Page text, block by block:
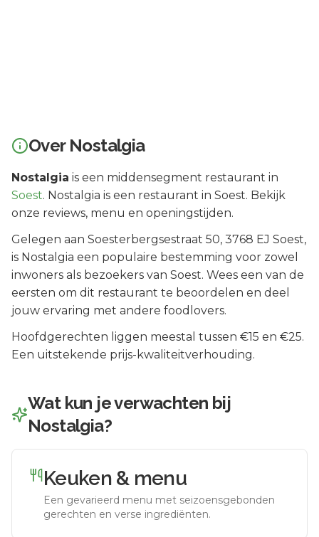
Over Nostalgia
Nostalgia is een middensegment restaurant in
Soest. Nostalgia is een restaurant in Soest. Bekijk
onze reviews, menu en openingstijden.
Gelegen aan Soesterbergsestraat 50, 3768 EJ Soest,
is Nostalgia een populaire bestemming voor zowel
inwoners als bezoekers van Soest. Wees een van de
eersten om dit restaurant te beoordelen en deel
jouw ervaring met andere foodlovers.
Hoofdgerechten liggen meestal tussen €15 en €25.
Een uitstekende prijs-kwaliteitverhouding.
Wat kun je verwachten bij
Nostalgia?
Keuken & menu
Een gevarieerd menu met seizoensgebonden
gerechten en verse ingrediënten.